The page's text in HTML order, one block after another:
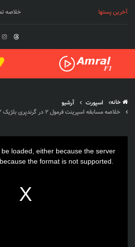
آخرین پستها خلاصه
خانه اسپورت
آرشیو
خلاصه مسابقه اسپرینت فرمول 2 در گرندپری بلژیک 2023
loaded, either because the server
the format is not supported.